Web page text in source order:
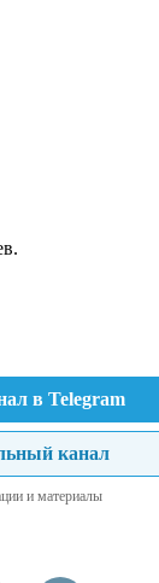
в Telegram
канал
и материалы